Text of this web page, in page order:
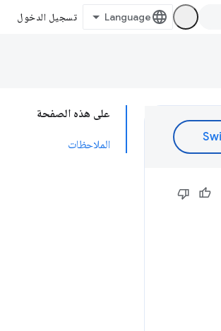
تسجيل الدخول
على هذه الصفحة
الملاحظات